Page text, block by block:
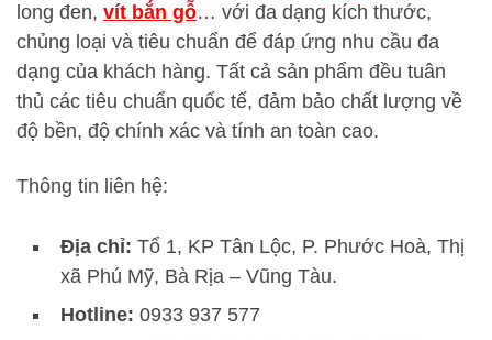
long đen, vít bắn gỗ… với đa dạng kích thước,
chủng loại và tiêu chuẩn để đáp ứng nhu cầu đa
dạng của khách hàng. Tất cả sản phẩm đều tuân
thủ các tiêu chuẩn quốc tế, đảm bảo chất lượng về
độ bền, độ chính xác và tính an toàn cao.
Thông tin liên hệ:
Địa chỉ: Tổ 1, KP Tân Lộc, P. Phước Hoà, Thị
xã Phú Mỹ, Bà Rịa – Vũng Tàu.
Hotline: 0933 937 577